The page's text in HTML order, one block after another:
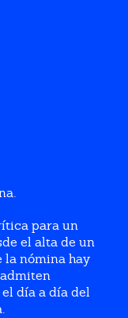
para un
el alta de un
la nómina hay
día a día del